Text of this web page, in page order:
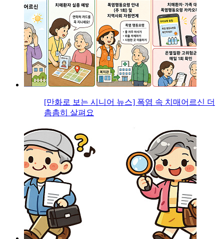
[만화로 보는 시니어 뉴스] 폭염 속 치매어르신 더
촘촘히 살펴요